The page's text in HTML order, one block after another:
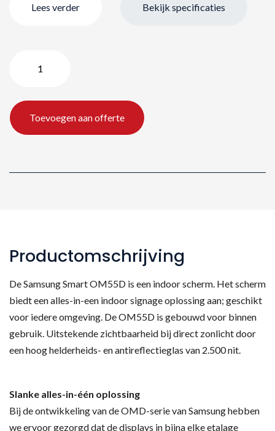
Lees verder Bekijk specificaties
OM55D
–
55″/140
Toevoegen aan offerte
Productomschrijving
De Samsung Smart OM55D is een indoor scherm. Het scherm
biedt een alles-in-een indoor signage oplossing aan; geschikt
voor iedere omgeving. De OM55D is gebouwd voor binnen
gebruik. Uitstekende zichtbaarheid bij direct zonlicht door
een hoog helderheids- en antireflectieglas van 2.500 nit.
Slanke alles-in-één oplossing
Bij de ontwikkeling van de OMD-serie van Samsung hebben
we ervoor gezorgd dat de displays in bijna elke etalage